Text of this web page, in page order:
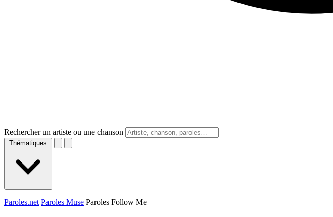
Rechercher un artiste ou une chanson
Thématiques
Paroles.net Paroles Muse Paroles Follow Me